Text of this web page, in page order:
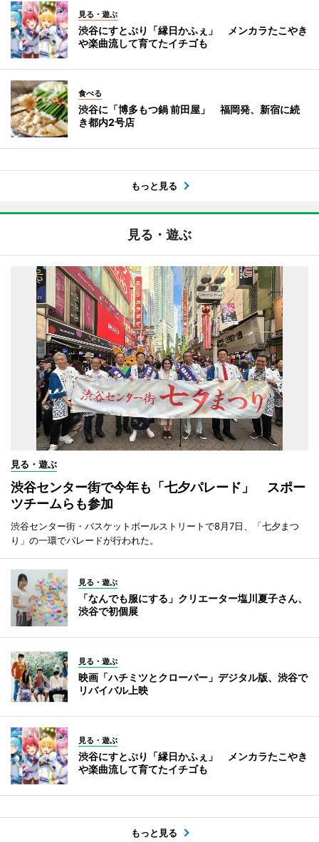
見る・遊ぶ
渋谷にすとぷり「縁日かふぇ」 メンカラたこやき
や楽曲流して育てたイチゴも
食べる
渋谷に「博多もつ鍋 前田屋」 福岡発、新宿に続
き都内2号店
もっと見る
見る・遊ぶ
見る・遊ぶ
渋谷センター街で今年も「七夕パレード」 スポー
ツチームらも参加
渋谷センター街・バスケットボールストリートで8月7日、「七夕まつ
り」の一環でパレードが行われた。
見る・遊ぶ
「なんでも服にする」クリエーター塩川夏子さん、
渋谷で初個展
見る・遊ぶ
映画「ハチミツとクローバー」デジタル版、渋谷で
リバイバル上映
見る・遊ぶ
渋谷にすとぷり「縁日かふぇ」 メンカラたこやき
や楽曲流して育てたイチゴも
もっと見る